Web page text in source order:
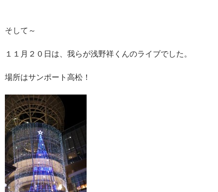
そして～
１１月２０日は、我らが浅野祥くんのライブでした。
場所はサンポート高松！